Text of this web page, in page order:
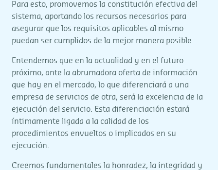
Para esto, promovemos la constitución efectiva del
sistema, aportando los recursos necesarios para
asegurar que los requisitos aplicables al mismo
puedan ser cumplidos de la mejor manera posible.
Entendemos que en la actualidad y en el futuro
próximo, ante la abrumadora oferta de información
que hay en el mercado, lo que diferenciará a una
empresa de servicios de otra, será la excelencia de la
ejecución del servicio. Esta diferenciación estará
íntimamente ligada a la calidad de los
procedimientos envueltos o implicados en su
ejecución.
Creemos fundamentales la honradez, la integridad y